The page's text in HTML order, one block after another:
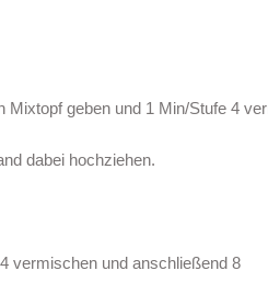
Mixtopf geben und 1 Min/Stufe 4
dabei hochziehen.
vermischen und anschließend 8